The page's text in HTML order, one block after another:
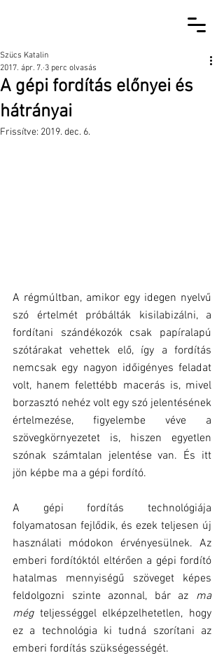
A gépi fordítás előnyei és
hátrányai
Szücs Katalin
2017. ápr. 7. 3 perc olvasás
Frissítve: 2019. dec. 6.
A régmúltban, amikor egy idegen nyelvű
szó értelmét próbálták kisilabizálni, a
fordítani szándékozók csak papíralapú
szótárakat vehettek elő, így a fordítás
nemcsak egy nagyon időigényes feladat
volt, hanem felettébb macerás is, mivel
borzasztó nehéz volt egy szó jelentésének
értelmezése, figyelembe véve a
szövegkörnyezetet is, hiszen egyetlen
szónak számtalan jelentése van. És itt
jön képbe ma a gépi fordító.
A gépi fordítás technológiája
folyamatosan fejlődik, és ezek teljesen új
használati módokon érvényesülnek. Az
emberi fordítóktól eltérően a gépi fordító
hatalmas mennyiségű szöveget képes
feldolgozni szinte azonnal, bár az ma
még teljességgel elképzelhetetlen, hogy
ez a technológia ki tudná szorítani az
emberi fordítás szükségességét.